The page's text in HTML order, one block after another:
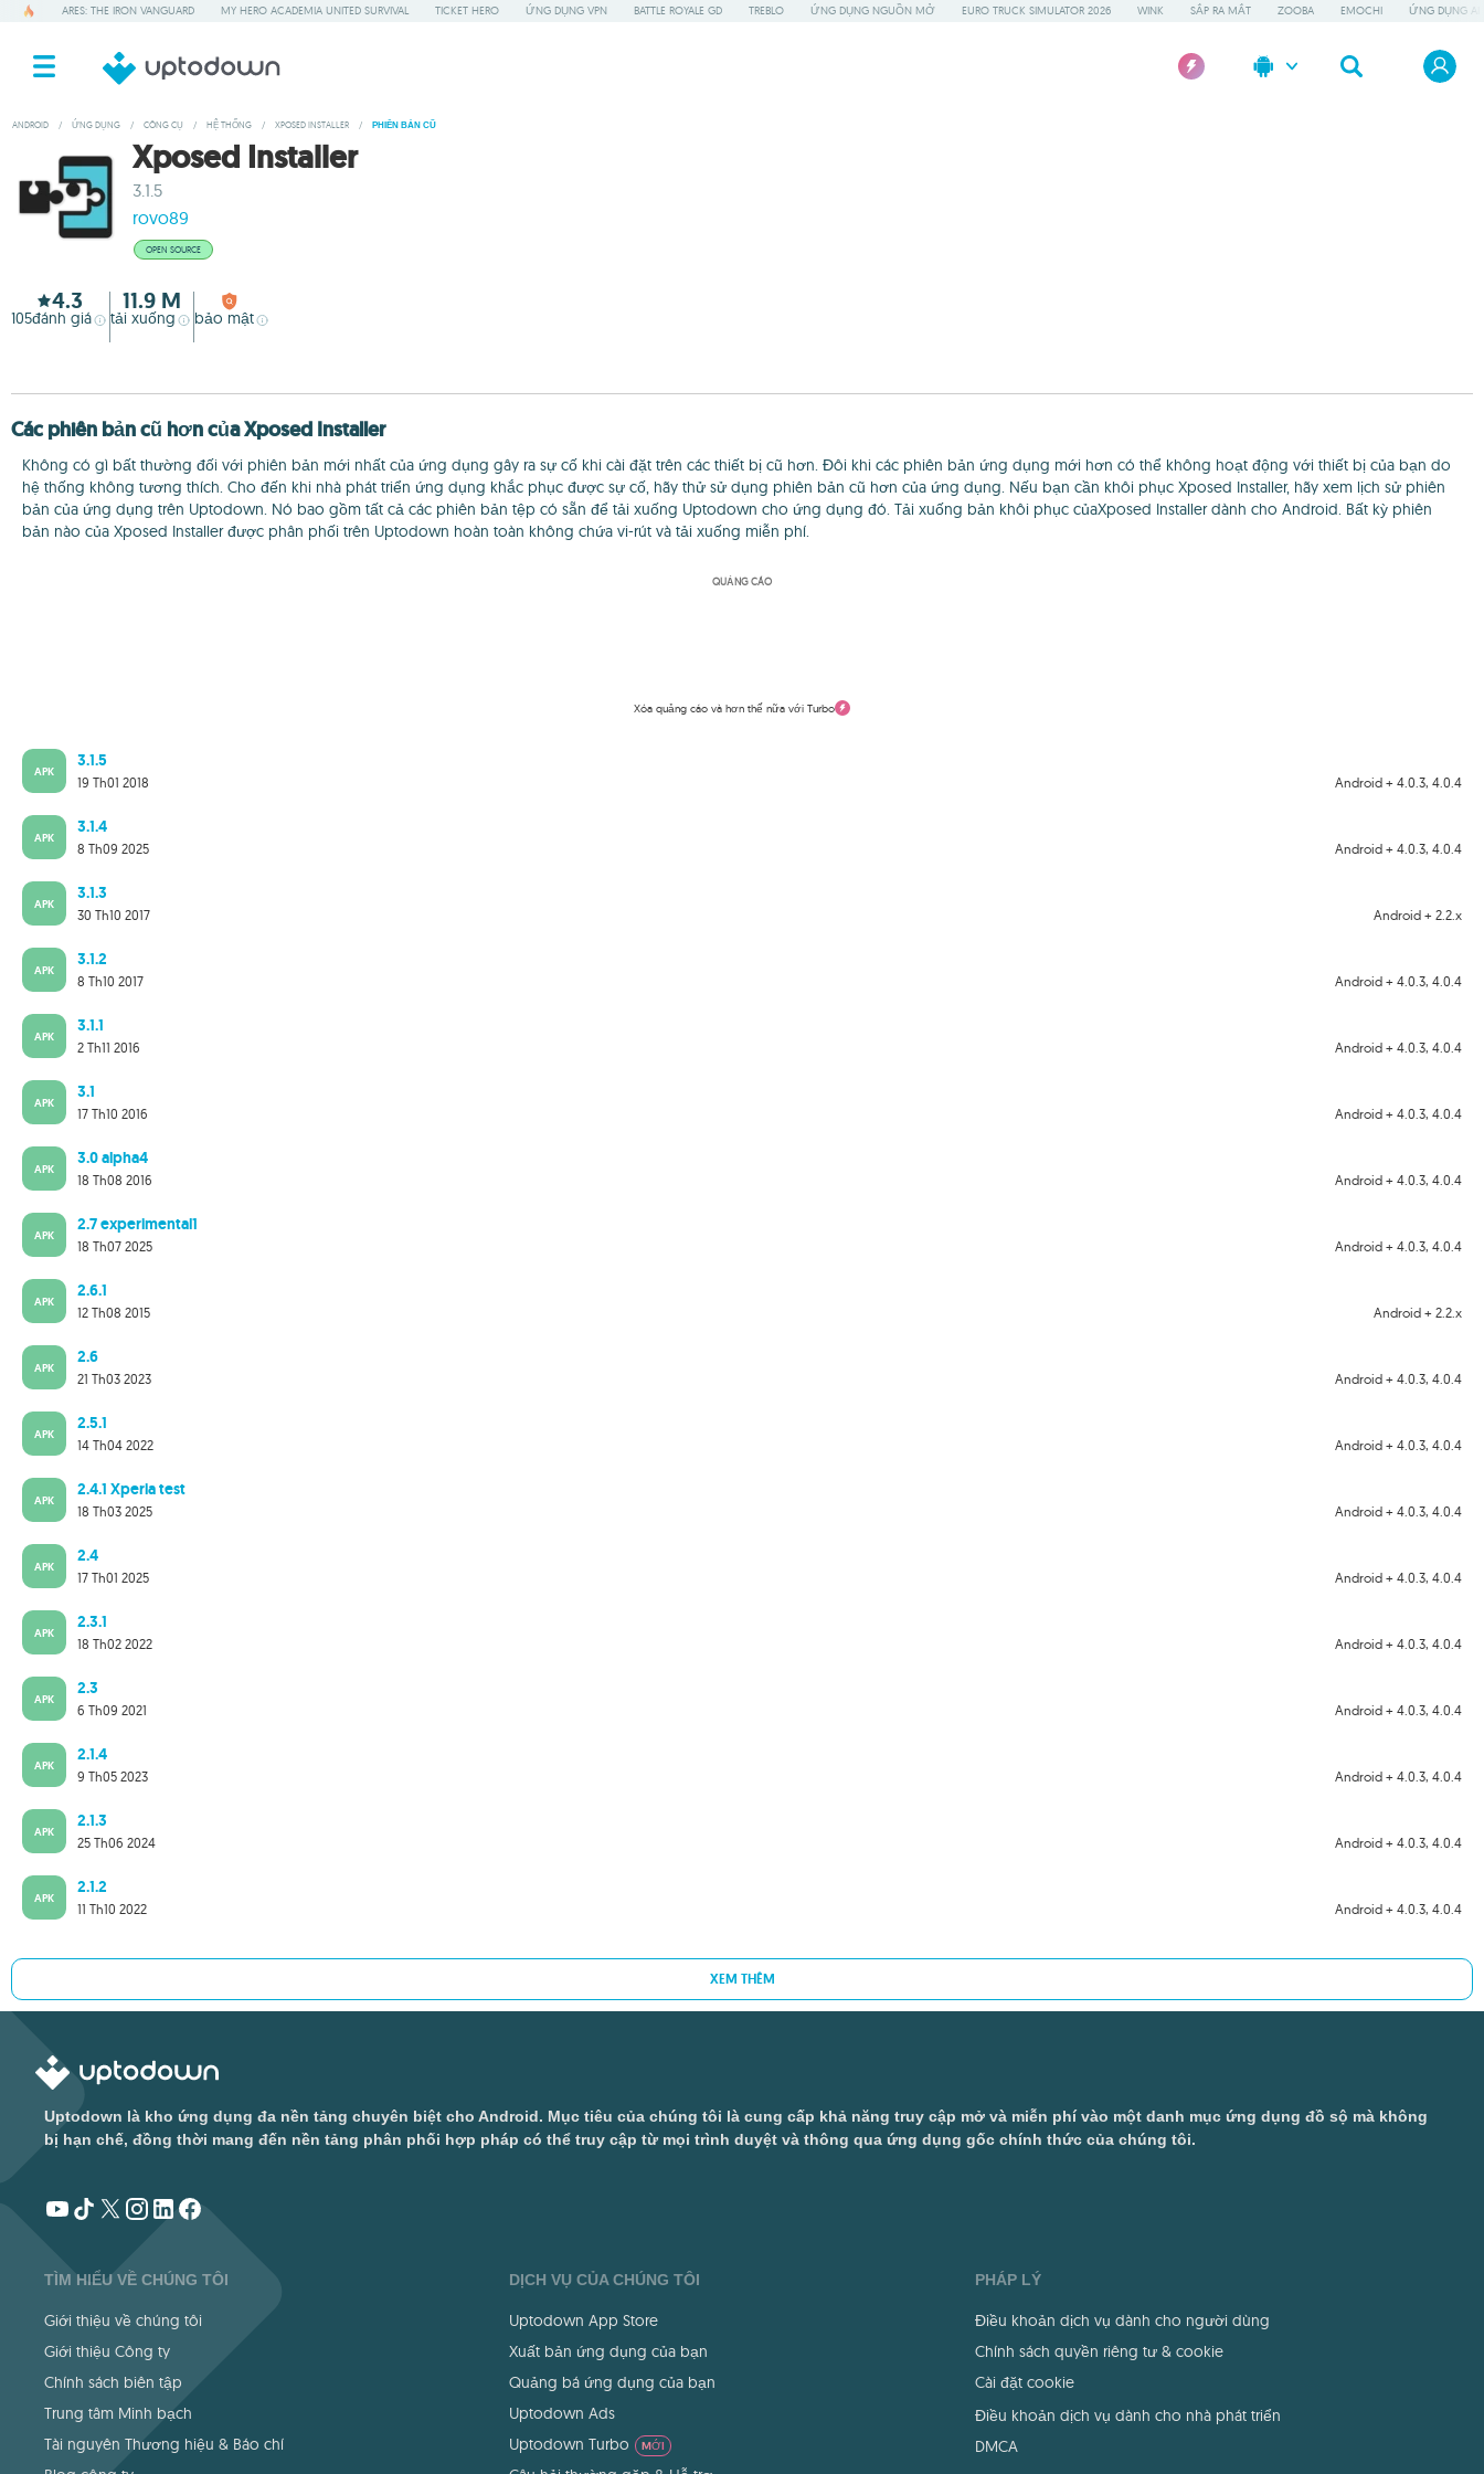
ARES: THE IRON VANGUARD MY HERO ACADEMIA UNITED SURVIVAL TICKET HERO ỨNG DỤNG VPN BATTLE ROYALE GD TREBLO ỨNG DỤNG NGUỒN MỞ EURO TRUCK SIMULATOR 2026 WINK SẮP RA MẮT ZOOBA EMOCHI ỨNG DỤNG AI
ANDROID / ỨNG DỤNG / CÔNG CỤ / HỆ THỐNG / XPOSED INSTALLER / PHIÊN BẢN CŨ
Xposed Installer
3.1.5
rovo89
OPEN SOURCE
4.3
105đánh giá
11.9 M
tải xuống bảo mật
Các phiên bản cũ hơn của Xposed Installer
Không có gì bất thường đối với phiên bản mới nhất của ứng dụng gây ra sự cố khi cài đặt trên các thiết bị cũ hơn. Đôi khi các phiên bản ứng dụng mới hơn có thể không hoạt động với thiết bị của bạn do
hệ thống không tương thích. Cho đến khi nhà phát triển ứng dụng khắc phục được sự cố, hãy thử sử dụng phiên bản cũ hơn của ứng dụng. Nếu bạn cần khôi phục Xposed Installer, hãy xem lịch sử phiên
bản của ứng dụng trên Uptodown. Nó bao gồm tất cả các phiên bản tệp có sẵn để tải xuống Uptodown cho ứng dụng đó. Tải xuống bản khôi phục củaXposed Installer dành cho Android. Bất kỳ phiên
bản nào của Xposed Installer được phân phối trên Uptodown hoàn toàn không chứa vi-rút và tải xuống miễn phí.
QUẢNG CÁO
Xóa quảng cáo và hơn thế nữa với Turbo
APK
3.1.5
Android + 4.0.3, 4.0.4
19 Th01 2018
APK
3.1.4
Android + 4.0.3, 4.0.4
8 Th09 2025
APK
3.1.3
Android + 2.2.x
30 Th10 2017
APK
3.1.2
Android + 4.0.3, 4.0.4
8 Th10 2017
APK
3.1.1
Android + 4.0.3, 4.0.4
2 Th11 2016
APK
3.1
Android + 4.0.3, 4.0.4
17 Th10 2016
APK
3.0 alpha4
Android + 4.0.3, 4.0.4
18 Th08 2016
APK
2.7 experimental1
Android + 4.0.3, 4.0.4
18 Th07 2025
APK
2.6.1
Android + 2.2.x
12 Th08 2015
APK
2.6
Android + 4.0.3, 4.0.4
21 Th03 2023
APK
2.5.1
Android + 4.0.3, 4.0.4
14 Th04 2022
APK
2.4.1 Xperia test
Android + 4.0.3, 4.0.4
18 Th03 2025
APK
2.4
Android + 4.0.3, 4.0.4
17 Th01 2025
APK
2.3.1
Android + 4.0.3, 4.0.4
18 Th02 2022
APK
2.3
Android + 4.0.3, 4.0.4
6 Th09 2021
APK
2.1.4
Android + 4.0.3, 4.0.4
9 Th05 2023
APK
2.1.3
Android + 4.0.3, 4.0.4
25 Th06 2024
APK
2.1.2
Android + 4.0.3, 4.0.4
11 Th10 2022
XEM THÊM
Uptodown là kho ứng dụng đa nền tảng chuyên biệt cho Android. Mục tiêu của chúng tôi là cung cấp khả năng truy cập mở và miễn phí vào một danh mục ứng dụng đồ sộ mà không
bị hạn chế, đồng thời mang đến nền tảng phân phối hợp pháp có thể truy cập từ mọi trình duyệt và thông qua ứng dụng gốc chính thức của chúng tôi.
TÌM HIỂU VỀ CHÚNG TÔI
Giới thiệu về chúng tôi
Giới thiệu Công ty
Chính sách biên tập
Trung tâm Minh bạch
Tài nguyên Thương hiệu & Báo chí
DỊCH VỤ CỦA CHÚNG TÔI
Uptodown App Store
Xuất bản ứng dụng của bạn
Quảng bá ứng dụng của bạn
Uptodown Ads
Uptodown Turbo
MỚI
PHÁP LÝ
Điều khoản dịch vụ dành cho người dùng
Chính sách quyền riêng tư & cookie
Cài đặt cookie
Điều khoản dịch vụ dành cho nhà phát triển
DMCA